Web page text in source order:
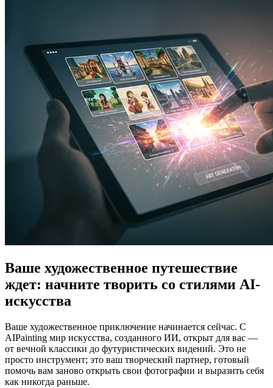
Ваше художественное путешествие
ждет: начните творить со стилями AI-
искусства
Ваше художественное приключение начинается сейчас. С
AIPainting мир искусства, созданного ИИ, открыт для вас —
от вечной классики до футуристических видений. Это не
просто инструмент; это ваш творческий партнер, готовый
помочь вам заново открыть свои фотографии и выразить себя
как никогда раньше.